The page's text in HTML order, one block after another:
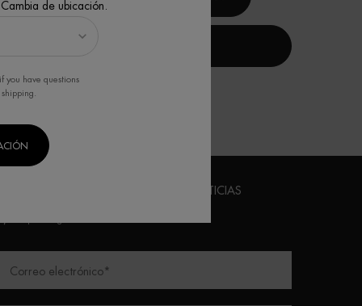
A NUESTRO BOLETÍN DE NOTICIAS
Correo electrónico *
de ubicación.
if you have questions